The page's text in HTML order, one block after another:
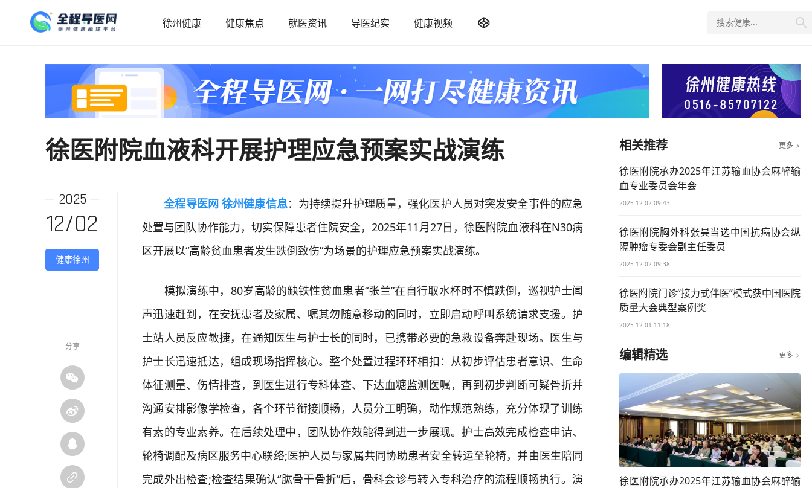
徐州健康 健康焦点 就医资讯 导医纪实 健康视频  
徐医附院血液科开展护理应急预案实战演练
2025
12/02
健康徐州
分享




全程导医网 徐州健康信息：为持续提升护理质量，强化医护人员对突发安全事件的应急
处置与团队协作能力，切实保障患者住院安全，2025年11月27日，徐医附院血液科在N30病
区开展以“高龄贫血患者发生跌倒致伤”为场景的护理应急预案实战演练。
模拟演练中，80岁高龄的缺铁性贫血患者“张兰”在自行取水杯时不慎跌倒，巡视护士闻
声迅速赶到，在安抚患者及家属、嘱其勿随意移动的同时，立即启动呼叫系统请求支援。护
士站人员反应敏捷，在通知医生与护士长的同时，已携带必要的急救设备奔赴现场。医生与
护士长迅速抵达，组成现场指挥核心。整个处置过程环环相扣：从初步评估患者意识、生命
体征测量、伤情排查，到医生进行专科体查、下达血糖监测医嘱，再到初步判断可疑骨折并
沟通安排影像学检查，各个环节衔接顺畅，人员分工明确，动作规范熟练，充分体现了训练
有素的专业素养。在后续处理中，团队协作效能得到进一步展现。护士高效完成检查申请、
轮椅调配及病区服务中心联络;医护人员与家属共同协助患者安全转运至轮椅，并由医生陪同
完成外出检查;检查结果确认“肱骨干骨折”后，骨科会诊与转入专科治疗的流程顺畅执行。演
相关推荐 更多 
徐医附院承办2025年江苏输血协会麻醉输
血专业委员会年会
2025-12-02 09:43
徐医附院胸外科张昊当选中国抗癌协会纵
隔肿瘤专委会副主任委员
2025-12-02 09:38
徐医附院门诊“接力式伴医”模式获中国医院
质量大会典型案例奖
2025-12-01 11:18
编辑精选 更多 
徐医附院承办2025年江苏输血协会麻醉输